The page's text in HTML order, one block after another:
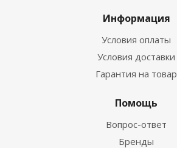
Информация
Условия оплаты
Условия доставки
Гарантия на товар
Помощь
Вопрос-ответ
Бренды